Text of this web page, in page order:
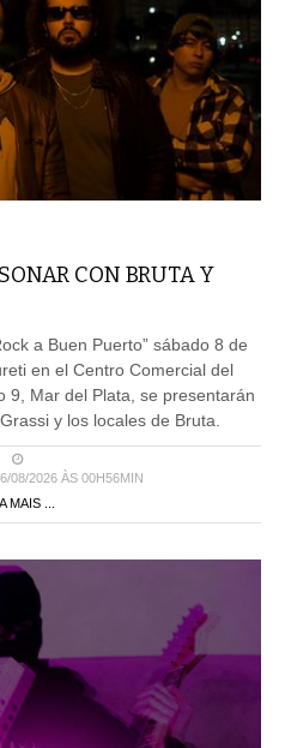
CON BRUTA Y
a Buen Puerto” sábado 8 de
en el Centro Comercial del
9, Mar del Plata, se presentarán
y los locales de Bruta.
08/2026 ÀS 00H56MIN
MAIS ...